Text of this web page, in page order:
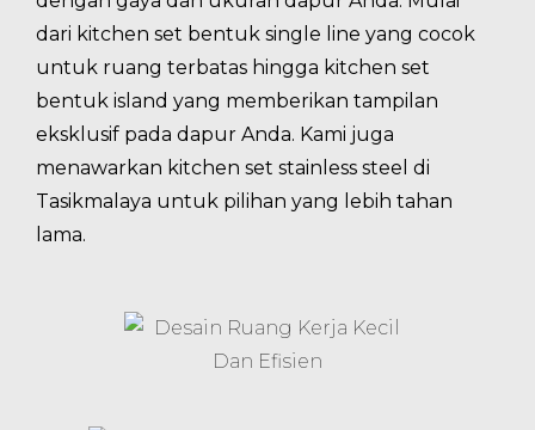
dari kitchen set bentuk single line yang cocok
untuk ruang terbatas hingga kitchen set
bentuk island yang memberikan tampilan
eksklusif pada dapur Anda. Kami juga
menawarkan kitchen set stainless steel di
Tasikmalaya untuk pilihan yang lebih tahan
lama.